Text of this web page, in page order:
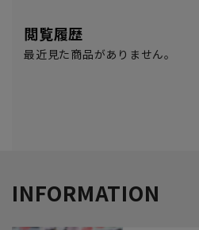
閲覧履歴
最近見た商品がありません。
INFORMATION